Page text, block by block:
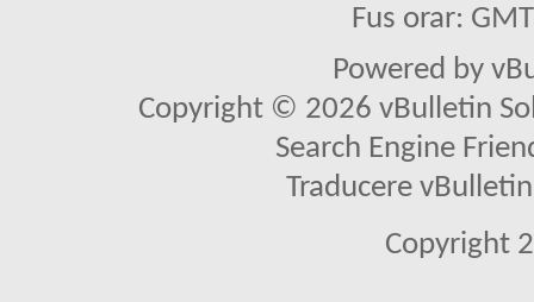
Fus orar:
Powered by
Copyright © 2026 vBulletin
Search Engine
Traducere
Copyright